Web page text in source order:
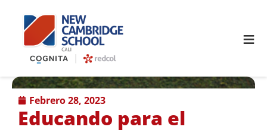
≡
febrero 28, 2023
Educando para el